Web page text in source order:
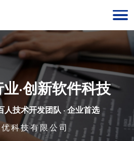
·创新软件科技
人技术开发团队 · 企业首选
科技有限公司